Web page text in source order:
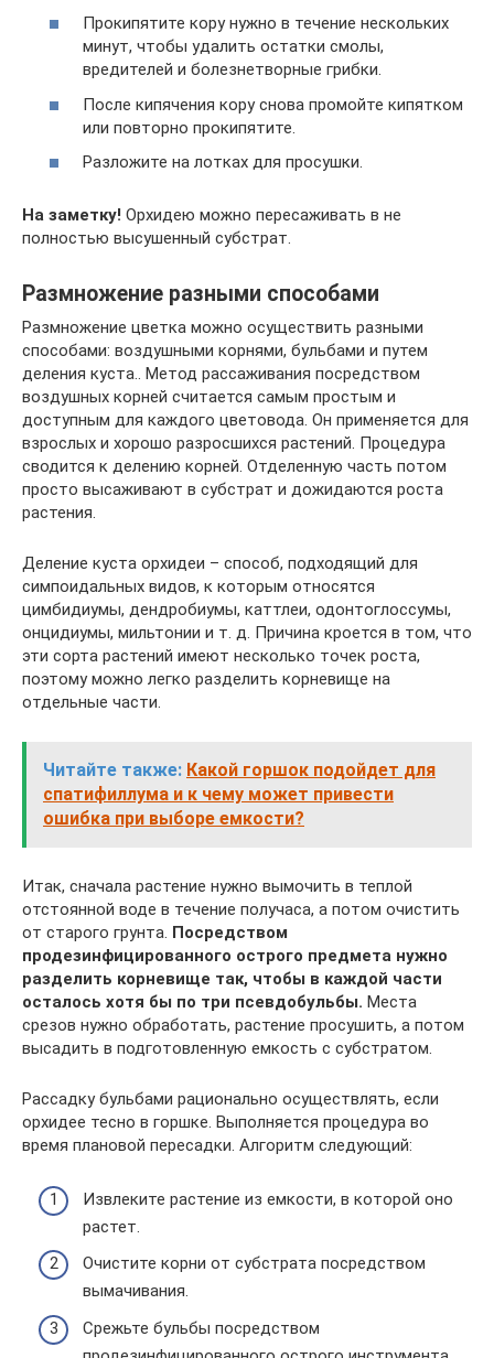
Прокипятите кору нужно в течение нескольких
минут, чтобы удалить остатки смолы,
вредителей и болезнетворные грибки.
После кипячения кору снова промойте кипятком
или повторно прокипятите.
Разложите на лотках для просушки.
На заметку! Орхидею можно пересаживать в не
полностью высушенный субстрат.
Размножение разными способами
Размножение цветка можно осуществить разными
способами: воздушными корнями, бульбами и путем
деления куста.. Метод рассаживания посредством
воздушных корней считается самым простым и
доступным для каждого цветовода. Он применяется для
взрослых и хорошо разросшихся растений. Процедура
сводится к делению корней. Отделенную часть потом
просто высаживают в субстрат и дожидаются роста
растения.
Деление куста орхидеи – способ, подходящий для
симпоидальных видов, к которым относятся
цимбидиумы, дендробиумы, каттлеи, одонтоглоссумы,
онцидиумы, мильтонии и т. д. Причина кроется в том, что
эти сорта растений имеют несколько точек роста,
поэтому можно легко разделить корневище на
отдельные части.
Читайте также: Какой горшок подойдет для
спатифиллума и к чему может привести
ошибка при выборе емкости?
Итак, сначала растение нужно вымочить в теплой
отстоянной воде в течение получаса, а потом очистить
от старого грунта. Посредством
продезинфицированного острого предмета нужно
разделить корневище так, чтобы в каждой части
осталось хотя бы по три псевдобульбы. Места
срезов нужно обработать, растение просушить, а потом
высадить в подготовленную емкость с субстратом.
Рассадку бульбами рационально осуществлять, если
орхидее тесно в горшке. Выполняется процедура во
время плановой пересадки. Алгоритм следующий:
Извлеките растение из емкости, в которой оно
растет.
Очистите корни от субстрата посредством
вымачивания.
Срежьте бульбы посредством